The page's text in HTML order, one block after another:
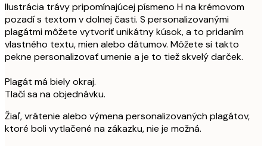
Ilustrácia trávy pripomínajúcej písmeno H na krémovom
pozadí s textom v dolnej časti. S personalizovanými
plagátmi môžete vytvoriť unikátny kúsok, a to pridaním
vlastného textu, mien alebo dátumov. Môžete si takto
pekne personalizovať umenie a je to tiež skvelý darček.
Plagát má biely okraj.
Tlačí sa na objednávku.
Žiaľ, vrátenie alebo výmena personalizovaných plagátov,
ktoré boli vytlačené na zákazku, nie je možná.